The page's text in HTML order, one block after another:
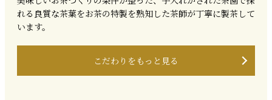
れる良質な茶葉をお茶の特製を熟知した茶師が丁寧に製茶して
います。
こだわりをもっと見る